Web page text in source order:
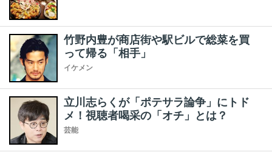
竹野内豊が商店街や駅ビルで総菜を買
って帰る「相手」
イケメン
立川志らくが「ポテサラ論争」にトド
メ！視聴者喝采の「オチ」とは？
芸能